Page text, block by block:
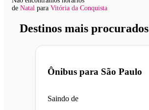
de Natal para Vitória da Conquista
Destinos mais procurados
Ônibus para São Paulo
Saindo de